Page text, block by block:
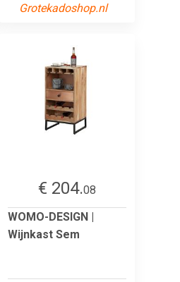
Grotekadoshop.nl
€ 204.08
WOMO-DESIGN |
Wijnkast Sem